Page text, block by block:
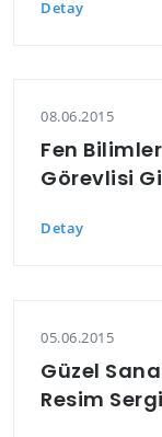
Detay
08.06.2015
Fen
Görevlisi
Detay
05.06.2015
Güzel
Resim